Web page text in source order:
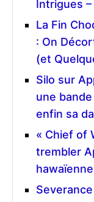
Intrigues
La Fin
: On
(et
Silo sur
une
enfin sa
« Chief of
trembler
hawaïenne